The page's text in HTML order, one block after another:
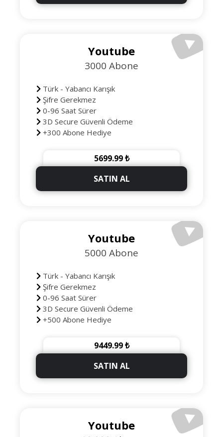
Youtube
3000 Abone
Türk - Yabancı Karışık
Şifre Gerekmez
0-96 Saat Sürer
3D Secure Güvenli Ödeme
+300 Abone Hediye
5699.99 ₺
SATIN AL
Youtube
5000 Abone
Türk - Yabancı Karışık
Şifre Gerekmez
0-96 Saat Sürer
3D Secure Güvenli Ödeme
+500 Abone Hediye
9449.99 ₺
SATIN AL
Youtube